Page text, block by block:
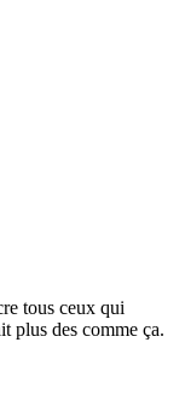
tous ceux qui
plus des comme ça.